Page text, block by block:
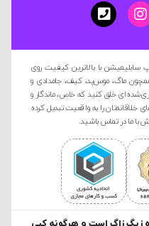
با بالاترین کیفیت روی
ماگ، موس‌پد، کیف، جامدادی و
خلق کنید که خاص، ماندگار و
خلاقانه‌تان را به واقعیت تبدیل کرده
با ما در تماس باشید.